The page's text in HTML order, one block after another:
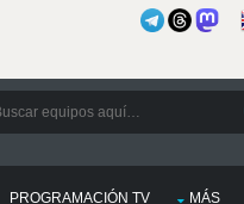
PROGRAMACIÓN TV MÁS